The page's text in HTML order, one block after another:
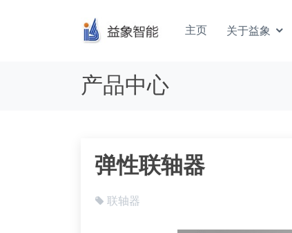
主页 关于益象
产品中心
弹性联轴器
联轴器